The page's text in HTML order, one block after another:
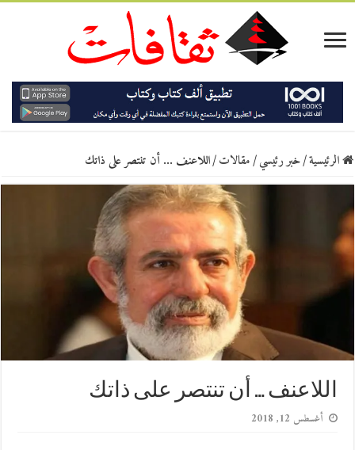
الرئيسية/خبر رئيسي/مقالات/اللاعنف … أن تنتصر على ذاتك
اللاعنف … أن تنتصر على ذاتك
أغسطس 12, 2018